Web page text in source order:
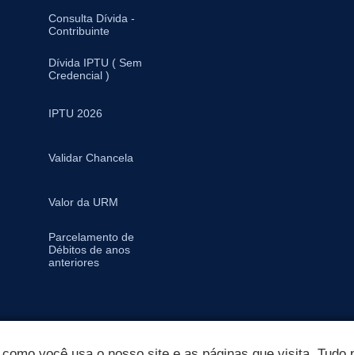
Consulta Dívida -
Contribuinte
Dívida IPTU ( Sem
Credencial )
IPTU 2026
Validar Chancela
Valor da URM
Parcelamento de
Débitos de anos
anteriores